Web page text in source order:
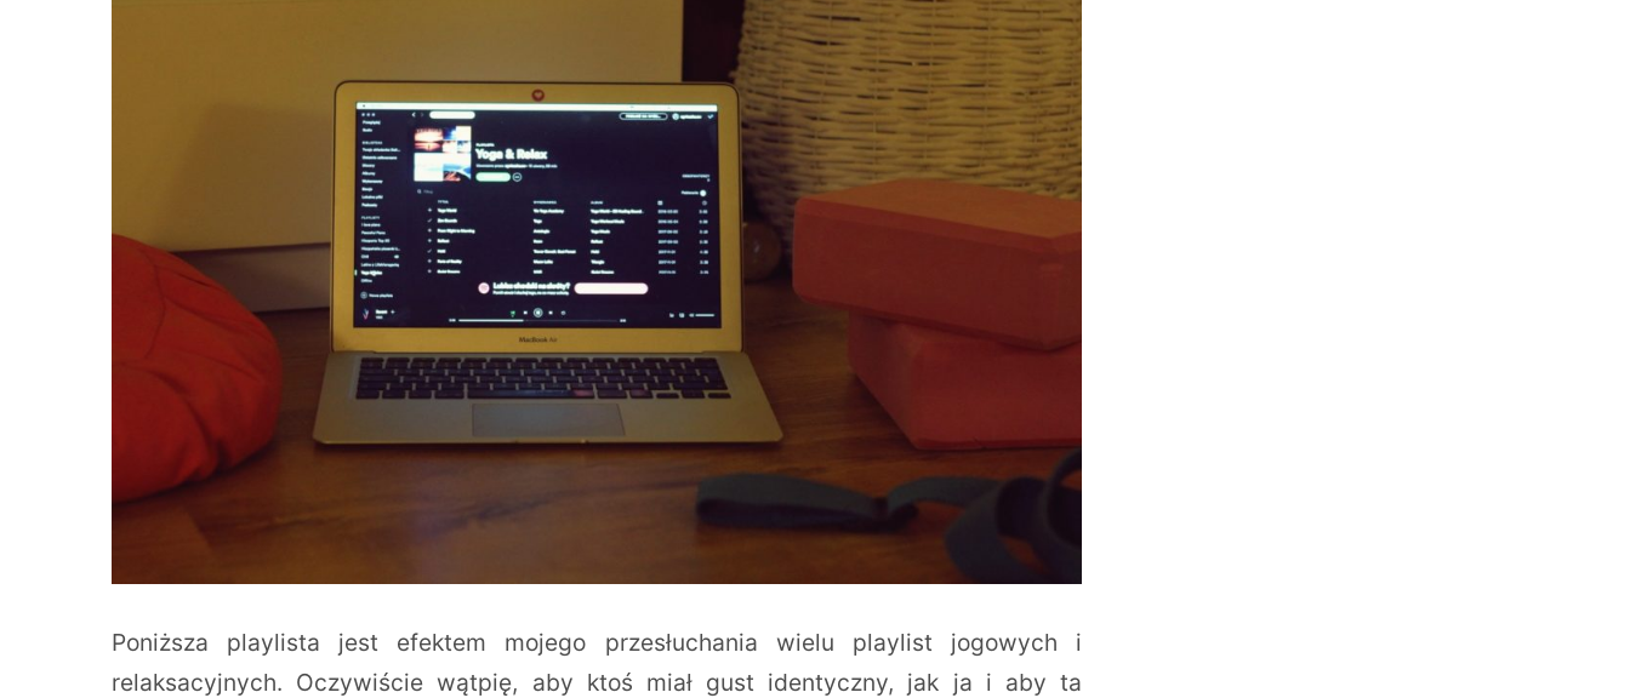
Poniższa playlista jest efektem mojego przesłuchania wielu playlist jogowych i
relaksacyjnych. Oczywiście wątpię, aby ktoś miał gust identyczny, jak ja i aby ta